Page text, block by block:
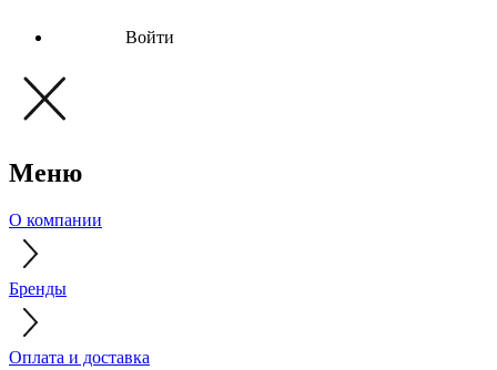
Войти
Меню
О компании
Бренды
Оплата и доставка